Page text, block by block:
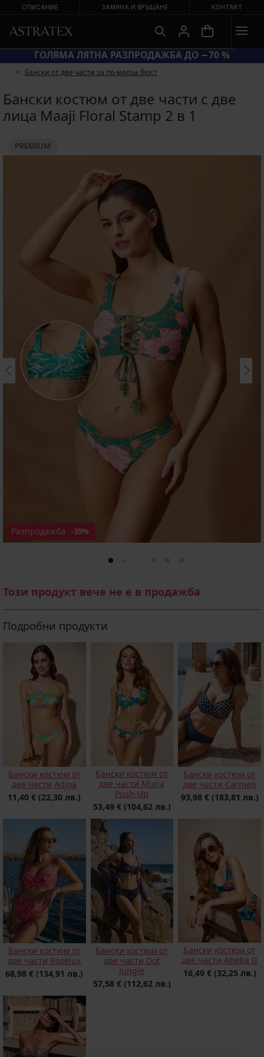
СПИСАНИЕ ЗАМЯНА И ВРЪЩАНЕ КОНТАКТ
ГОЛЯМА ЛЯТНА РАЗПРОДАЖБА ДО −70 %
Бански от две части за по-малък бюст
Бански костюм от две части с две
лица Maaji Floral Stamp 2 в 1
PREMIUM
Разпродажба -39%
Този продукт вече не е в продажба
Подробни продукти
Бански костюм от
две части Adjoa
11,40 € (22,30 лв.)
Бански костюм от
две части Muna
Push-Up
53,49 € (104,62 лв.)
Бански костюм от
две части Carmen
93,98 € (183,81 лв.)
Бански костюм от
две части Roselux
68,98 € (134,91 лв.)
Бански костюм от
две части Dot
Jungle
57,58 € (112,62 лв.)
Бански костюм от
две части Abeba II
16,49 € (32,25 лв.)